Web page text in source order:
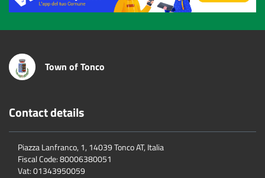
Town of Tonco
Contact details
Piazza Lanfranco, 1, 14039 Tonco AT, Italia
Fiscal Code:80006380051
Vat:01343950059